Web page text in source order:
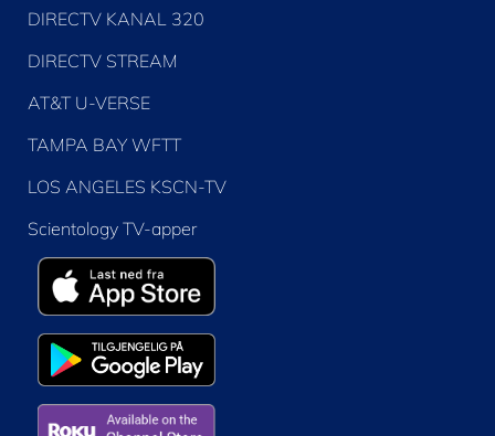
DIRECTV KANAL 320
DIRECTV STREAM
AT&T U-VERSE
TAMPA BAY WFTT
LOS ANGELES KSCN-TV
Scientology TV-apper